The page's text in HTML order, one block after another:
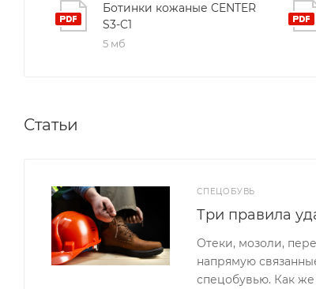
Ботинки кожаные CENTER
S3-C1
5 мб
Статьи
СПЕЦОБУВЬ
Три правила
Отеки, мозоли,
напрямую
спецобувью. Как